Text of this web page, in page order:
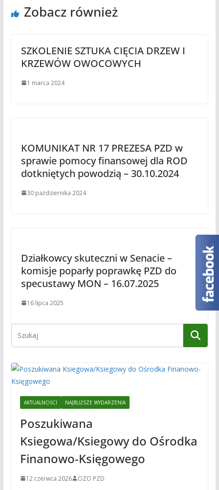
Zobacz również
SZKOLENIE SZTUKA CIĘCIA DRZEW I
KRZEWÓW OWOCOWYCH
1 marca 2024
KOMUNIKAT NR 17 PREZESA PZD w
sprawie pomocy finansowej dla ROD
dotkniętych powodzią – 30.10.2024
30 października 2024
Działkowcy skuteczni w Senacie –
komisje poparły poprawkę PZD do
specustawy MON – 16.07.2025
16 lipca 2025
AKTUALNOŚCI NAJBLIŻSZE WYDARZENIA
Poszukiwana
Ksiegowa/Ksiegowy do Ośrodka
Finanowo-Księgowego
12 czerwca 2026 OZO PZD